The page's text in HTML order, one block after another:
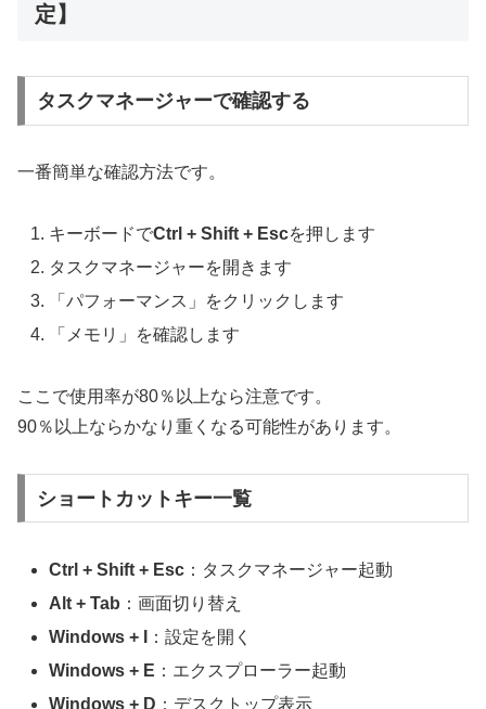
定】
タスクマネージャーで確認する
一番簡単な確認方法です。
キーボードでCtrl + Shift + Escを押します
タスクマネージャーを開きます
「パフォーマンス」をクリックします
「メモリ」を確認します
ここで使用率が80％以上なら注意です。
90％以上ならかなり重くなる可能性があります。
ショートカットキー一覧
Ctrl + Shift + Esc ：タスクマネージャー起動
Alt + Tab ：画面切り替え
Windows + I
：設定を開く
Windows + E ：エクスプローラー起動
Windows + D ：デスクトップ表示